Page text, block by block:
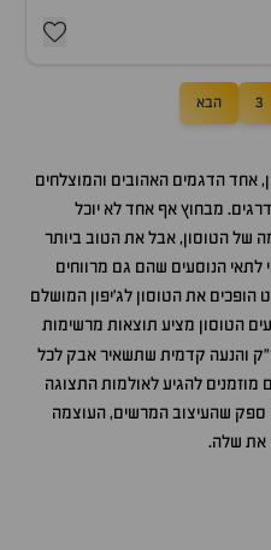
3 הבא
אחד הדגמים האהובים והמוצלחים
מבחוץ אף אחד לא יוכל
של הטוסון, אבל את הטוב ביותר
לתאי הנוסעים שהם גם מרווחים
הופכים את הטוסון לג'יפון המושלם
הטוסון מציע תוצאות מרשימות
והנעה קדמית שתשאיר אבק לכל
להגיע לאולמות התצוגה
ספק שהעיצוב המרשים, העוצמה
את שלה.